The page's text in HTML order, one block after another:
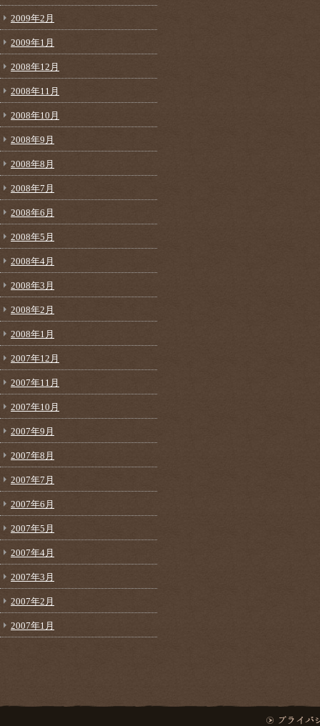
2009年2月
2009年1月
2008年12月
2008年11月
2008年10月
2008年9月
2008年8月
2008年7月
2008年6月
2008年5月
2008年4月
2008年3月
2008年2月
2008年1月
2007年12月
2007年11月
2007年10月
2007年9月
2007年8月
2007年7月
2007年6月
2007年5月
2007年4月
2007年3月
2007年2月
2007年1月